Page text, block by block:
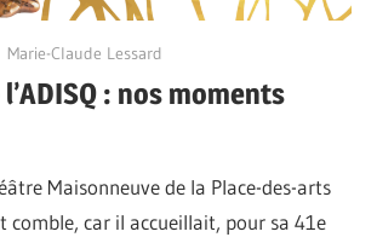
Marie-Claude Lessard
: nos moments
Maisonneuve de la Place-des-arts
comble, car il accueillait, pour sa 41e